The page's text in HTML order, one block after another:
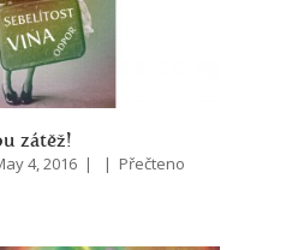
zátěž!
4, 2016 | | Přečteno